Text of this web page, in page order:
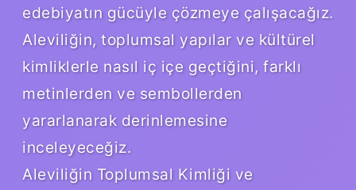
edebiyatın gücüyle çözmeye çalışacağız.
Aleviliğin, toplumsal yapılar ve kültürel
kimliklerle nasıl iç içe geçtiğini, farklı
metinlerden ve sembollerden
yararlanarak derinlemesine
inceleyeceğiz.
Aleviliğin Toplumsal Kimliği ve